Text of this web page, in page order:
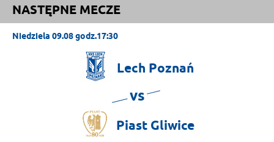
NASTĘPNE MECZE
Niedziela 09.08 godz.17:30
Lech Poznań
vs
Piast Gliwice